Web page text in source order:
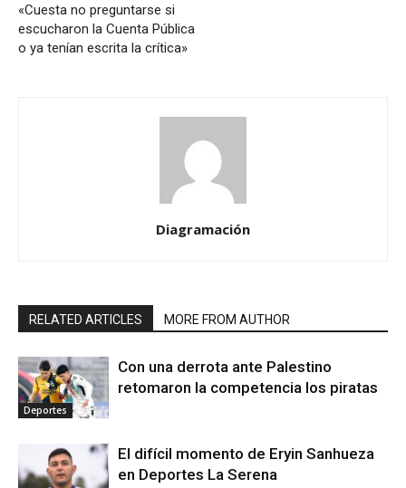
«Cuesta no preguntarse si
escucharon la Cuenta Pública
o ya tenían escrita la crítica»
Diagramación
RELATED ARTICLES MORE FROM AUTHOR
Deportes
Con una derrota ante Palestino
retomaron la competencia los piratas
El difícil momento de Eryin Sanhueza
en Deportes La Serena